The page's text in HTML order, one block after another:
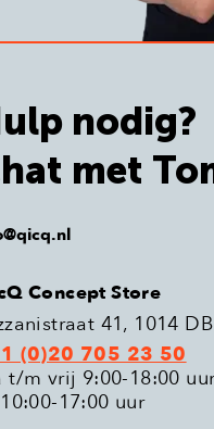
nodig?
met
Concept Store
41, 1014
(0)20 705 23 50
t/m vrij 9:00-18:00
17:00 uur